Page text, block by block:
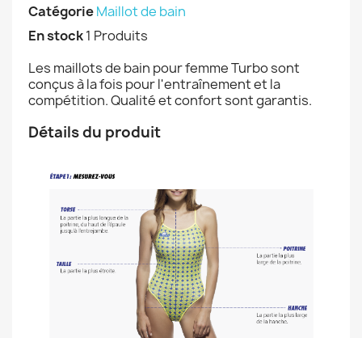
CatégorieMaillot de bain
En stock1 Produits
Les maillots de bain pour femme Turbo sont
conçus à la fois pour l'entraînement et la
compétition. Qualité et confort sont garantis.
Détails du produit